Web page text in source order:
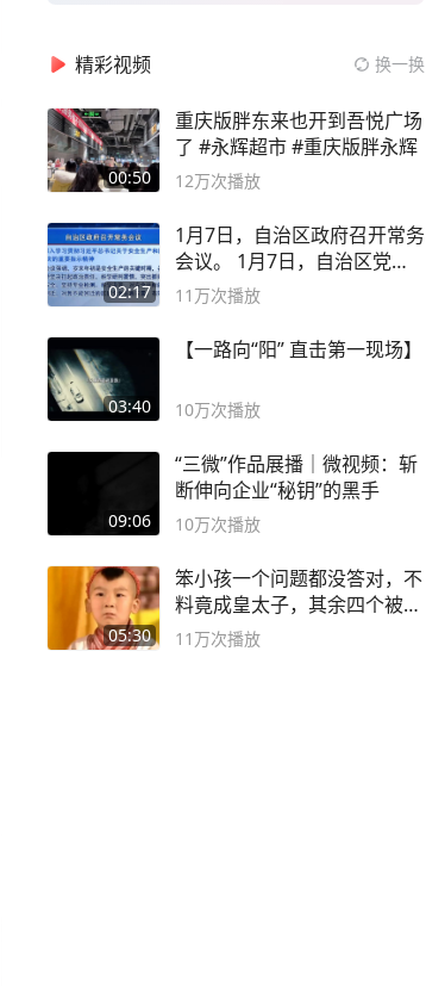
精彩视频 换一换
00:50
重庆版胖东来也开到吾悦广场
了 #永辉超市 #重庆版胖永辉
12万次播放
02:17
1月7日，自治区政府召开常务
会议。 1月7日，自治区党委
副书记
11万次播放
03:40
【一路向“阳” 直击第一现场】
10万次播放
09:06
“三微”作品展播｜微视频：斩
断伸向企业“秘钥”的黑手
10万次播放
05:30
笨小孩一个问题都没答对，不
料竟成皇太子，其余四个被处
死
11万次播放